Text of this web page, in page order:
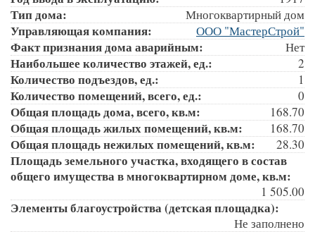
Тип дома: Многоквартирный дом
Управляющая компания: ООО "МастерСтрой"
Факт признания дома аварийным: Нет
Наибольшее количество этажей, ед.: 2
Количество подъездов, ед.: 1
Количество помещений, всего, ед.: 0
Общая площадь дома, всего, кв.м: 168.70
Общая площадь жилых помещений, кв.м: 168.70
Общая площадь нежилых помещений, кв.м: 28.30
Площадь земельного участка, входящего в состав
общего имущества в многоквартирном доме, кв.м:
1 505.00
Элементы благоустройства (детская площадка):
Не заполнено